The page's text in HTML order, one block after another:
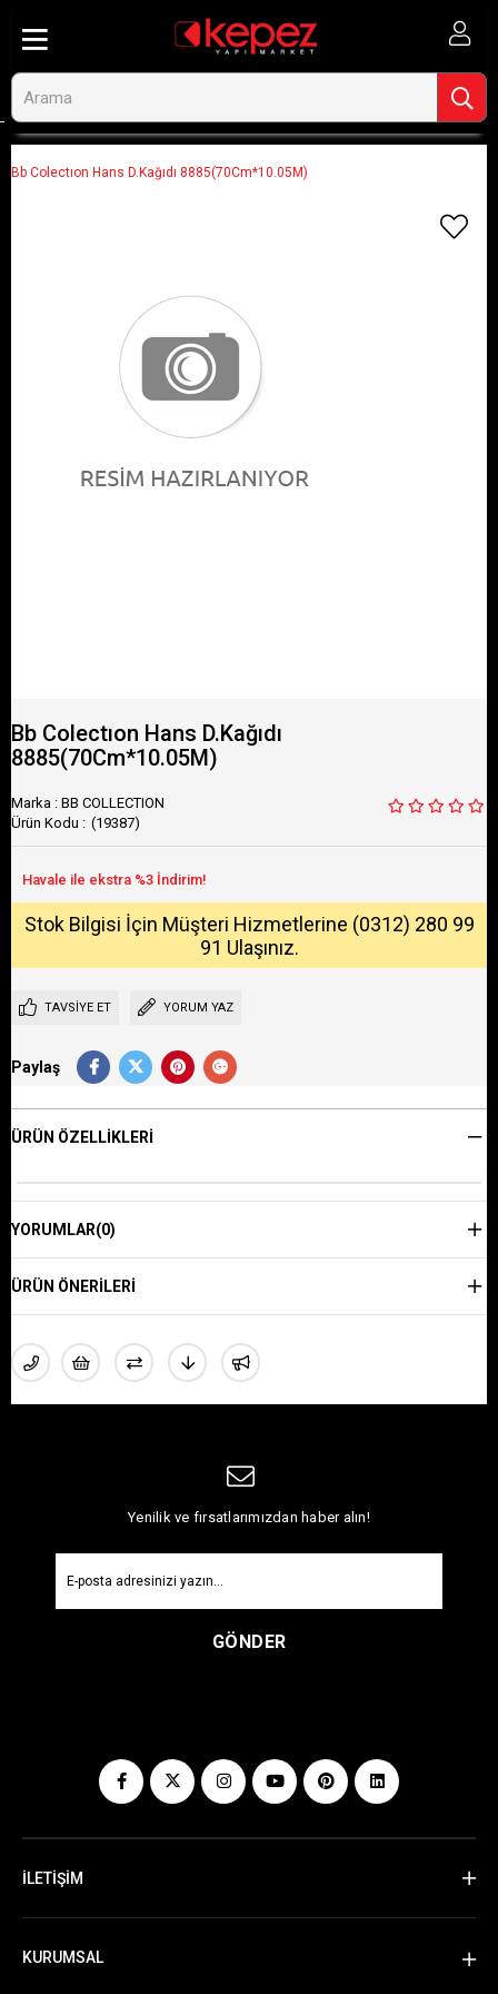
Bb Colectıon Hans D.Kağıdı 8885(70Cm*10.05M)
Bb Colectıon Hans D.Kağıdı
8885(70Cm*10.05M)
Marka : BB COLLECTION
(19387)
Stok Bilgisi İçin Müşteri Hizmetlerine (0312) 280 99
91 Ulaşınız.
TAVSIYE ET YORUM YAZ
Paylaş
ÜRÜN ÖZELLIKLERI
YORUMLAR(0)
ÜRÜN ÖNERILERI
Yenilik ve fırsatlarımızdan haber alın!
GÖNDER
İLETİŞİM
KURUMSAL